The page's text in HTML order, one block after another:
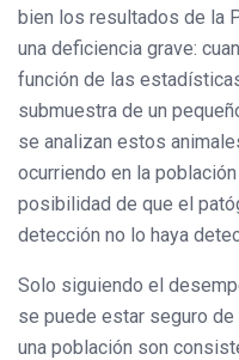
bien los resultados de la
una deficiencia grave:
función de las
submuestra de un
se analizan estos
ocurriendo en la
posibilidad de que el
detección no lo haya
Solo siguiendo el
se puede estar seguro
una población son